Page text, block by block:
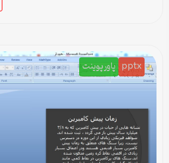
pptx پاورپوینت